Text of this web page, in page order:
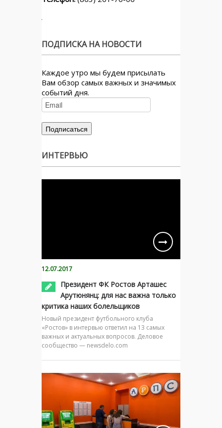
ПОДПИСКА НА НОВОСТИ
Каждое утро мы будем присылать
Вам обзор самых важных и значимых
событий дня.
ИНТЕРВЬЮ
12.07.2017
Президент ФК Ростов Арташес
Арутюнянц: для нас важна только
критика наших болельщиков
Новый президент футбольного клуба
«Ростов» в интервью ответил на 13 самых
важных и актуальных вопросов. Деловое
сообщество — newsdelo.com